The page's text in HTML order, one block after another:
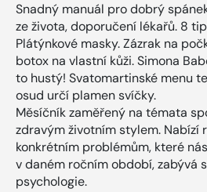
Snadný manuál pro dobrý
ze života, doporučení lékařů. 8
Plátýnkové masky. Zázrak na
botox na vlastní kůži. Simona
to hustý! Svatomartinské menu
osud určí plamen svíčky.
Měsíčník zaměřený na témata
zdravým životním stylem. Nabízí
konkrétním problémům, které
v daném ročním období, zabývá
psychologie.